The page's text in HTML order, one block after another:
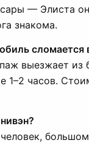
— Элиста
знакома.
сломается
выезжает из
1–2 часов.